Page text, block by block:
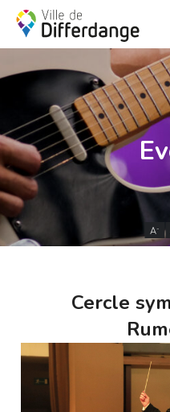
A-
Cercle